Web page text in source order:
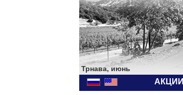
Трнава, июнь
АКЦИИ